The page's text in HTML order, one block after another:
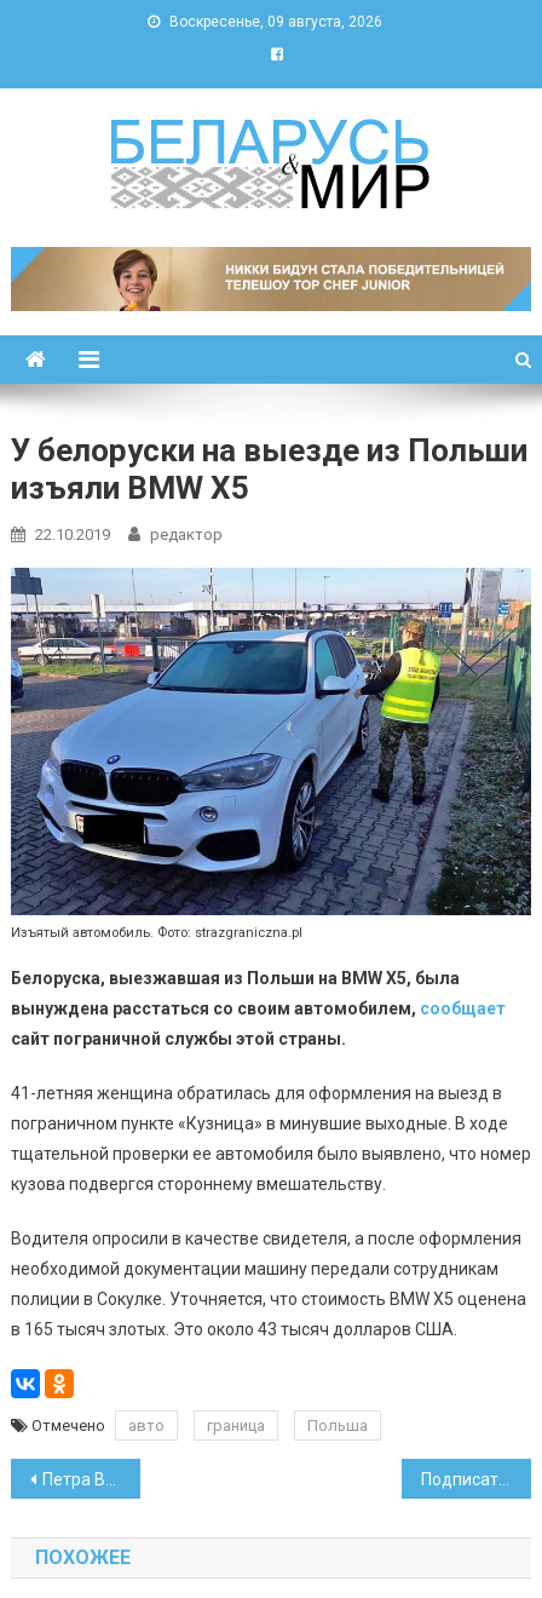
Воскресенье, 09 августа, 2026
Беларусь и мир
У белоруски на выезде из Польши
изъяли BMW X5
22.10.2019 редактор
Изъятый автомобиль. Фото: strazgraniczna.pl
Белоруска, выезжавшая из Польши на BMWX5, была
вынуждена расстаться со своим автомобилем, сообщает
сайт пограничной службы этой страны.
41-летняя женщина обратилась для оформления на выезд в
пограничном пункте «Кузница» в минувшие выходные. В ходе
тщательной проверки ее автомобиля было выявлено, что номер
кузова подвергся стороннему вмешательству.
Водителя опросили в качестве свидетеля, а после оформления
необходимой документации машину передали сотрудникам
полиции в Сокулке. Уточняется, что стоимость BMW X5 оценена
в 165 тысяч злотых. Это около 43 тысяч долларов США.
Отмечено авто граница Польша
Навигация
по
записям
Петра Васюченко номинировали на премию Астрид Линдгрен Подписать кредитный договор теперь можно пальцем в смартфоне
ПОХОЖЕЕ